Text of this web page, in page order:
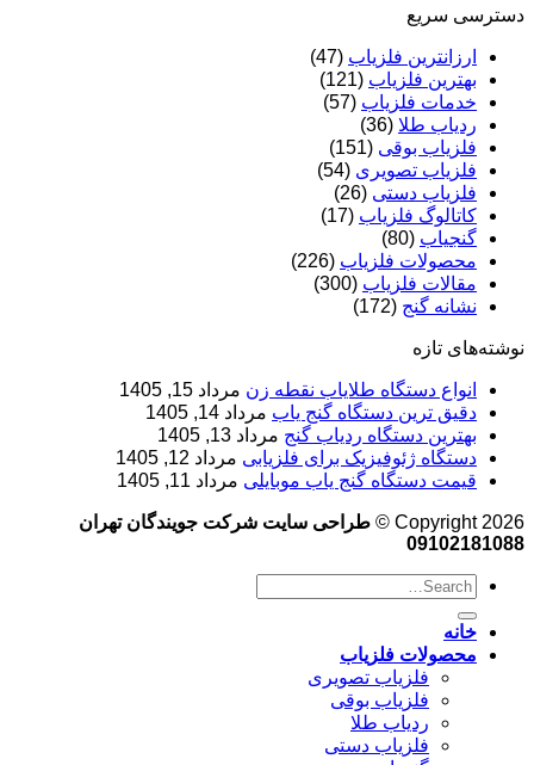
دسترسی سریع
ارزانترین فلزیاب (47)
بهترین فلزیاب (121)
خدمات فلزیاب (57)
ردیاب طلا (36)
فلزیاب بوقی (151)
فلزیاب تصویری (54)
فلزیاب دستی (26)
کاتالوگ فلزیاب (17)
گنجیاب (80)
محصولات فلزیاب (226)
مقالات فلزیاب (300)
نشانه گنج (172)
نوشته‌های تازه
انواع دستگاه طلایاب نقطه زن مرداد 15, 1405
دقیق ترین دستگاه گنج یاب مرداد 14, 1405
بهترین دستگاه ردیاب گنج مرداد 13, 1405
دستگاه ژئوفیزیک برای فلزیابی مرداد 12, 1405
قیمت دستگاه گنج یاب موبایلی مرداد 11, 1405
Copyright 2026 ©
طراحی سایت شرکت جویندگان تهران
09102181088
خانه
محصولات فلزیاب
فلزیاب تصویری
فلزیاب بوقی
ردیاب طلا
فلزیاب دستی